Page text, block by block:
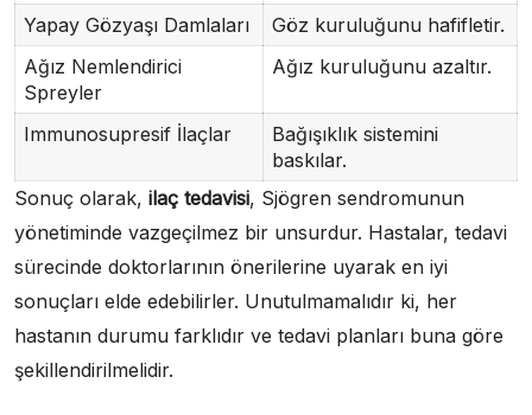
Yapay Gözyaşı Damlaları
Göz kuruluğunu hafifletir.
Ağız Nemlendirici
Spreyler
Ağız kuruluğunu azaltır.
Immunosupresif İlaçlar
Bağışıklık sistemini
baskılar.
Sonuç olarak, ilaç tedavisi, Sjögren sendromunun
yönetiminde vazgeçilmez bir unsurdur. Hastalar, tedavi
sürecinde doktorlarının önerilerine uyarak en iyi
sonuçları elde edebilirler. Unutulmamalıdır ki, her
hastanın durumu farklıdır ve tedavi planları buna göre
şekillendirilmelidir.